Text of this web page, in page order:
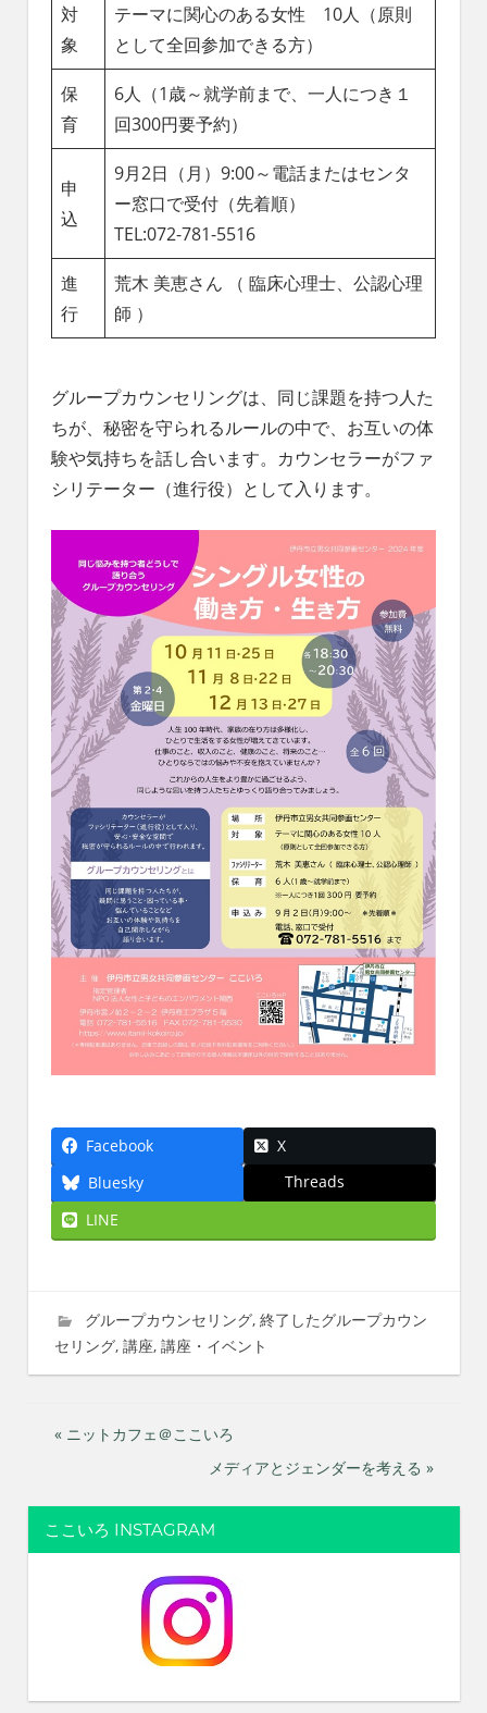
対
象
テーマに関心のある女性 10人（原則
として全回参加できる方）
保
育
6人（1歳～就学前まで、一人につき１
回300円要予約）
申
込
9月2日（月）9:00～電話またはセンタ
ー窓口で受付（先着順）
TEL:072-781-5516
進
行
荒木 美恵さん （ 臨床心理士、公認心理
師 ）
グループカウンセリングは、同じ課題を持つ人た
ちが、秘密を守られるルールの中で、お互いの体
験や気持ちを話し合います。カウンセラーがファ
シリテーター（進行役）として入ります。
Facebook
X
Bluesky
Threads
LINE
2024年8月27日
imati
グループカウンセリング, 終了したグループカウン
セリング, 講座, 講座・イベント
投
ナ
シ
« ニットカフェ＠ここいろ
メディアとジェンダーを考える »
ここいろ INSTAGRAM